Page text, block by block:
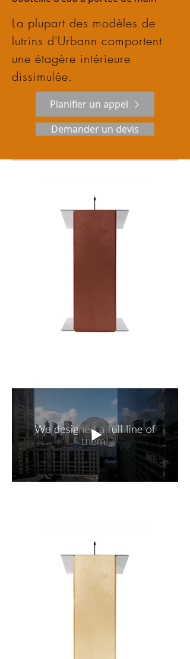
La plupart des modèles de
lutrins d'Urbann comportent
une étagère intérieure
dissimulée.
Planifier un appel
Demander un devis